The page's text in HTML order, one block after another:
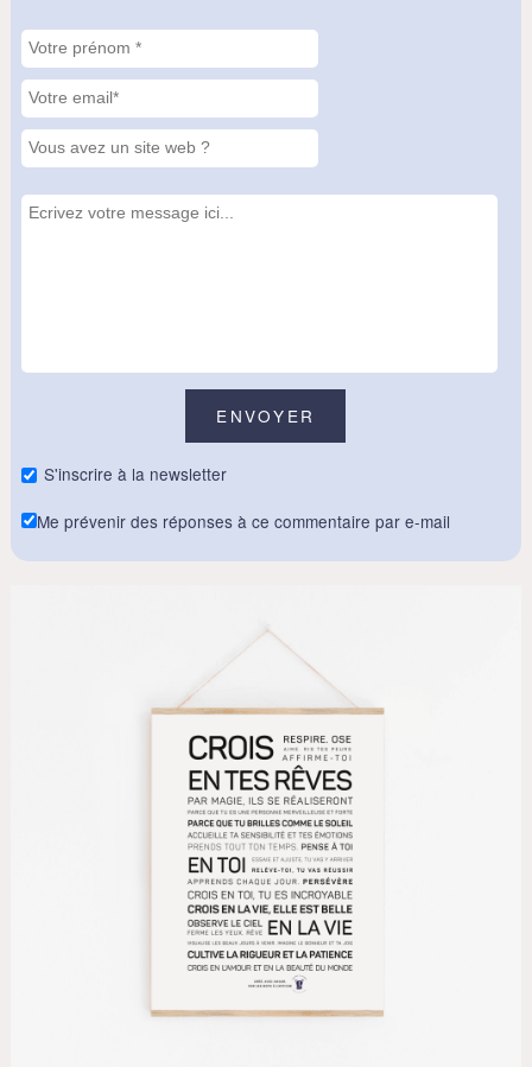
S'inscrire à la newsletter
Me prévenir des réponses à ce commentaire par e-mail